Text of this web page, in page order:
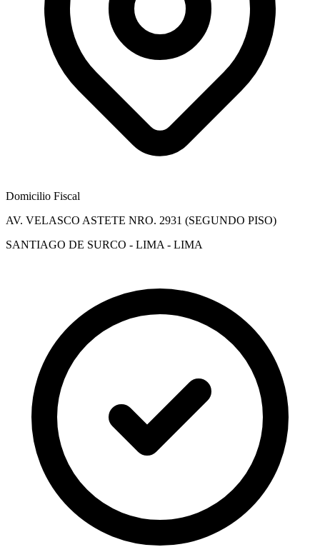
Domicilio Fiscal
AV. VELASCO ASTETE NRO. 2931 (SEGUNDO PISO)
SANTIAGO DE SURCO - LIMA - LIMA